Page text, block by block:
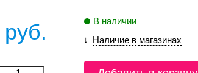
руб.
В наличии
Наличие в магазинах